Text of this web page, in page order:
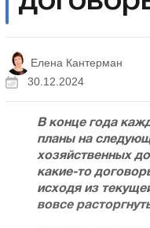
Елена Кантерман
30.12.2024
В конце года
планы на
хозяйственных
какие-то
исходя из
вовсе